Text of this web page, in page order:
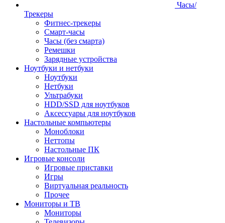
Часы/
Трекеры
Фитнес-трекеры
Смарт-часы
Часы (без смарта)
Ремешки
Зарядные устройства
Ноутбуки и нетбуки
Ноутбуки
Нетбуки
Ультрабуки
HDD/SSD для ноутбуков
Аксессуары для ноутбуков
Настольные компьютеры
Моноблоки
Неттопы
Настольные ПК
Игровые консоли
Игровые приставки
Игры
Виртуальная реальность
Прочее
Мониторы и ТВ
Мониторы